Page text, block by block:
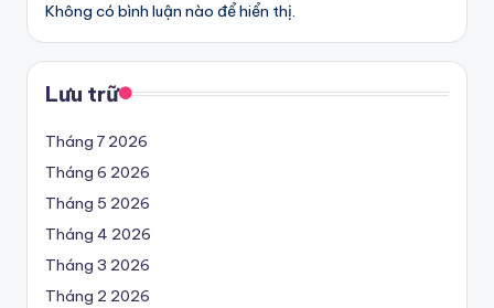
Không có bình luận nào để hiển thị.
Lưu trữ
Tháng 7 2026
Tháng 6 2026
Tháng 5 2026
Tháng 4 2026
Tháng 3 2026
Tháng 2 2026